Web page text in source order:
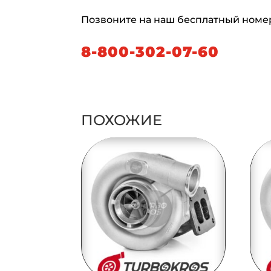
Позвоните на наш бесплатный
8-800-302-07-60
ПОХОЖИЕ